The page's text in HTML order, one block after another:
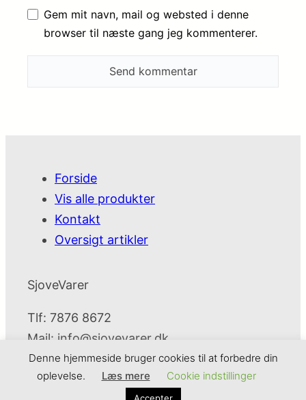
Gem mit navn, mail og websted i denne
browser til næste gang jeg kommenterer.
Forside
Vis alle produkter
Kontakt
Oversigt artikler
SjoveVarer
Tlf: 7876 8672
Mail: info@sjovevarer.dk
Cookie- og privatlivspolitik
Denne hjemmeside bruger cookies til at forbedre din
oplevelse.
Læs mere Cookie indstillinger